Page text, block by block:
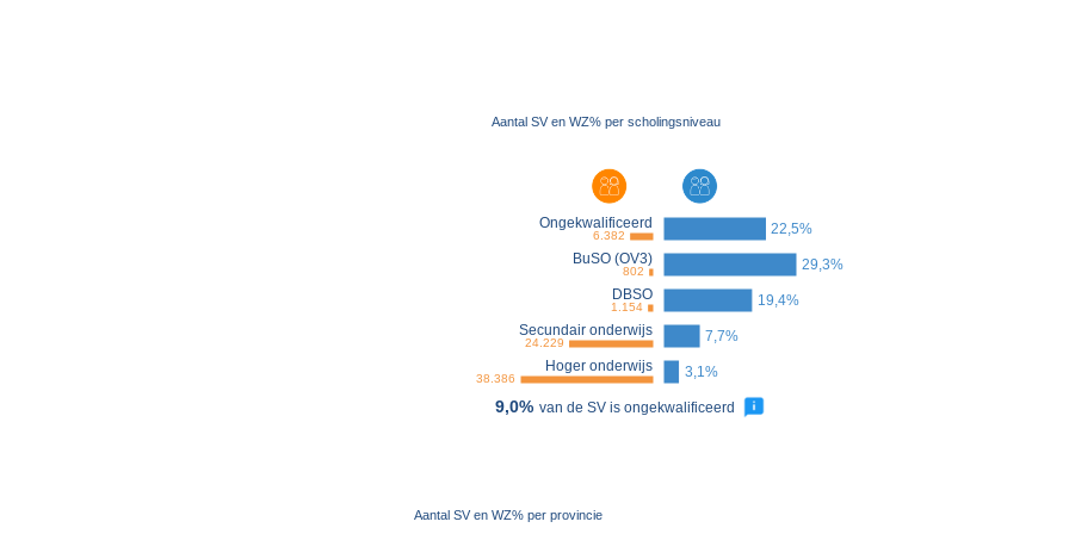
Aantal SV en WZ% per scholingsniveau
6.382
802
1.154
24.229
38.386
22,5%
29,3%
19,4%
7,7%
3,1%
Ongekwalificeerd
BuSO (OV3)
DBSO
Secundair onderwijs
Hoger onderwijs
9,0% van de SV is ongekwalificeerd
Aantal SV en WZ% per provincie